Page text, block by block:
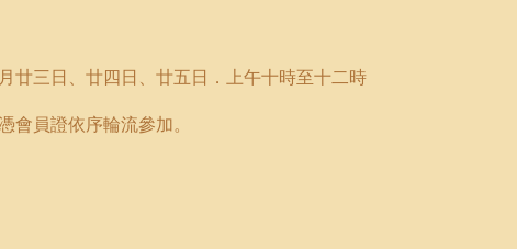
廿三日、廿四日、廿五日．上午十時至十二時
會員證依序輪流參加。